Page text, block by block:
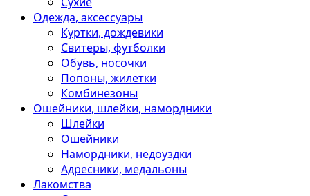
Одежда, аксессуары
Куртки, дождевики
Свитеры, футболки
Обувь, носочки
Попоны, жилетки
Комбинезоны
Ошейники, шлейки, намордники
Шлейки
Ошейники
Намордники, недоуздки
Адресники, медальоны
Лакомства